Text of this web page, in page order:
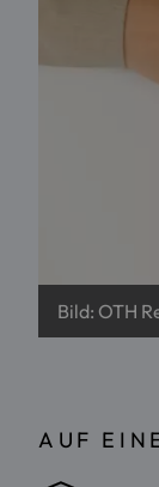
Bild: OTH
AUF